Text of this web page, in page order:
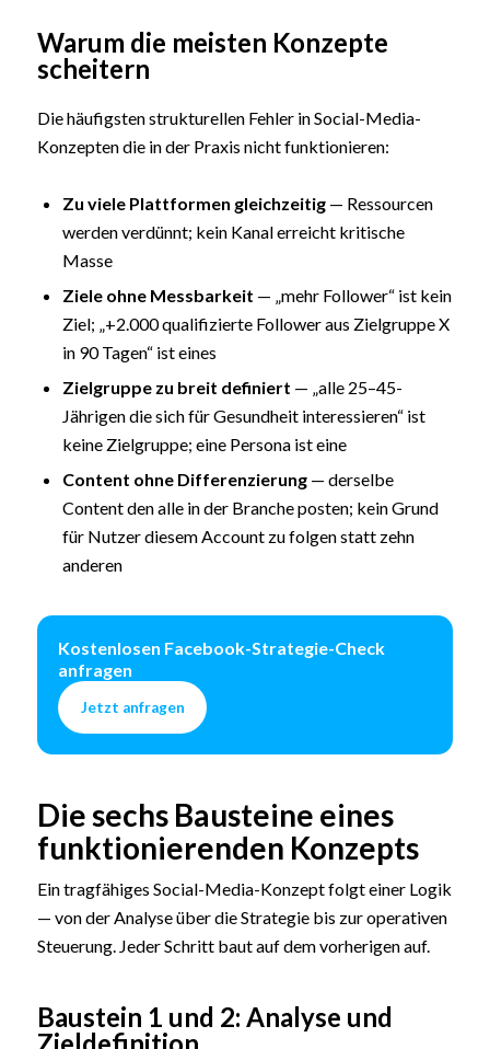
Warum die meisten Konzepte
scheitern
Die häufigsten strukturellen Fehler in Social-Media-
Konzepten die in der Praxis nicht funktionieren:
Zu viele Plattformen gleichzeitig— Ressourcen
werden verdünnt; kein Kanal erreicht kritische
Masse
Ziele ohne Messbarkeit — „mehr Follower“ ist kein
Ziel; „+2.000 qualifizierte Follower aus Zielgruppe X
in 90 Tagen“ ist eines
Zielgruppe zu breit definiert — „alle 25–45-
Jährigen die sich für Gesundheit interessieren“ ist
keine Zielgruppe; eine Persona ist eine
Content ohne Differenzierung— derselbe
Content den alle in der Branche posten; kein Grund
für Nutzer diesem Account zu folgen statt zehn
anderen
Kostenlosen Facebook-Strategie-Check
anfragen
Jetzt anfragen
Die sechs Bausteine eines
funktionierenden Konzepts
Ein tragfähiges Social-Media-Konzept folgt einer Logik
— von der Analyse über die Strategie bis zur operativen
Steuerung. Jeder Schritt baut auf dem vorherigen auf.
Baustein 1 und 2: Analyse und